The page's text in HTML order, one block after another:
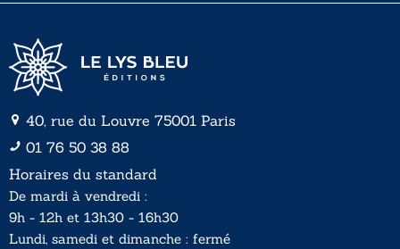
40, rue du Louvre 75001 Paris
01 76 50 38 88
Horaires du standard
De mardi à vendredi :
9h - 12h et 13h30 - 16h30
Lundi, samedi et dimanche : fermé